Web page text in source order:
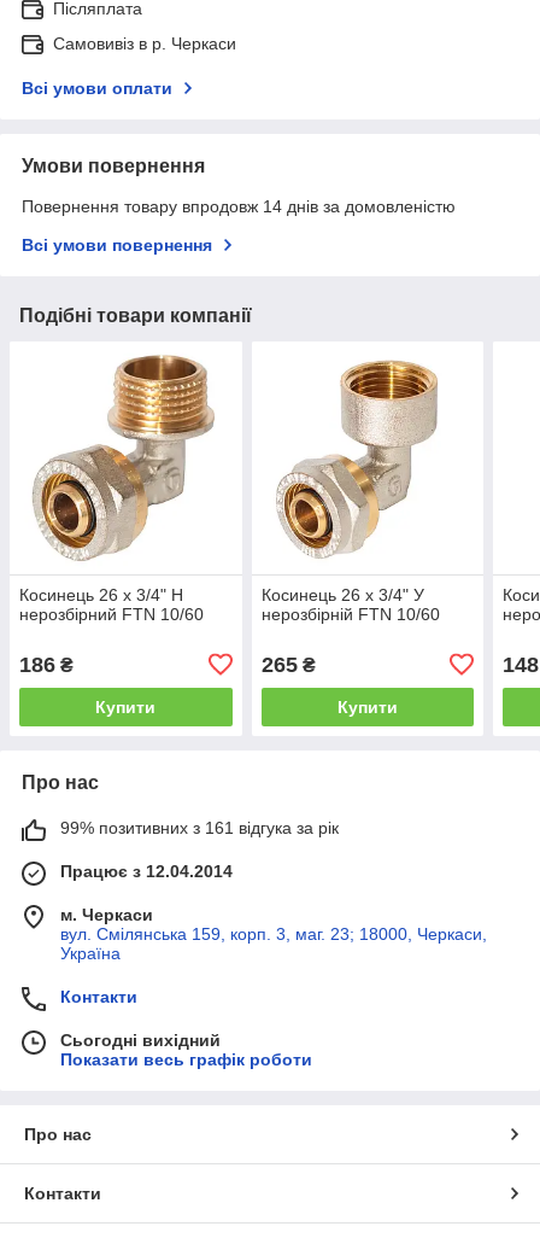
Післяплата
Самовивіз в р. Черкаси
Всі умови оплати
Умови повернення
Повернення товару впродовж 14 днів за домовленістю
Всі умови повернення
Подібні товари компанії
Косинець 26 х 3/4" Н
нерозбірний FTN 10/60
186 ₴
Купити
Косинець 26 х 3/4" У
нерозбірній FTN 10/60
265₴
Купити
148
Про нас
99% позитивних з 161 відгука за рік
Працює з 12.04.2014
м. Черкаси
вул. Смілянська 159, корп. 3, маг. 23; 18000, Черкаси,
Україна
Контакти
Сьогодні вихідний
Показати весь графік роботи
Про нас
Контакти